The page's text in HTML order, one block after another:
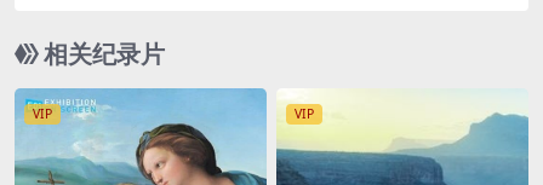
双字 官方纯净版 1080P/MKV/28.9G
相关纪录片
VIP VIP